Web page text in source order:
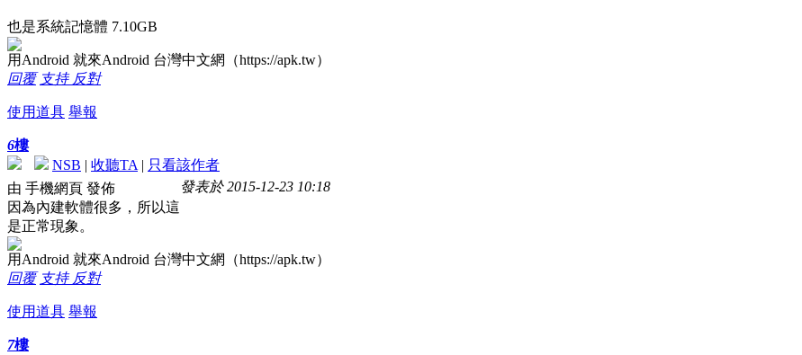
也是系統記憶體 7.10GB
用Android 就來Android 台灣中文網（https://apk.tw）
回覆 支持 反對
使用道具 舉報
6樓
NSB | 收聽TA | 只看該作者
發表於 2015-12-23 10:18
由 手機網頁 發佈
因為內建軟體很多，所以這
是正常現象。
用Android 就來Android 台灣中文網（https://apk.tw）
回覆 支持 反對
使用道具 舉報
7樓